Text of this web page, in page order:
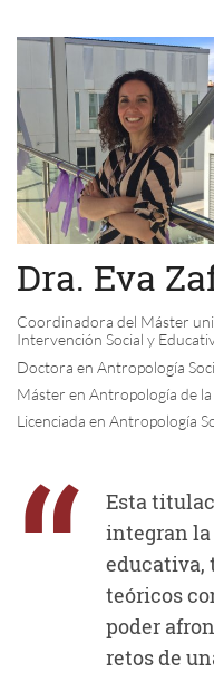
Dra. Eva
Coordinadora del Máster
Intervención Social y
Doctora en Antropología
Máster en Antropología de la
Licenciada en Antropología
“
Esta
integran
educativa,
teóricos
poder
retos de